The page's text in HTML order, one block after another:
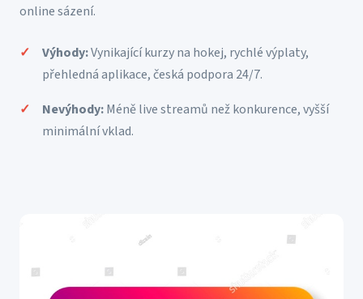
online sázení.
Výhody:Vynikající kurzy na hokej, rychlé výplaty,
přehledná aplikace, česká podpora 24/7.
Nevýhody:Méně live streamů než konkurence, vyšší
minimální vklad.